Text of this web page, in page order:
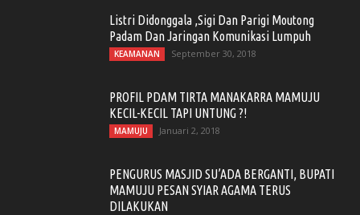
Listri Didonggala ,Sigi Dan Parigi Moutong
Padam Dan Jaringan Komunikasi Lumpuh
KEAMANAN September 30, 2018
PROFIL PDAM TIRTA MANAKARRA MAMUJU
KECIL-KECIL TAPI UNTUNG ?!
MAMUJU Januari 2, 2018
PENGURUS MASJID SU’ADA BERGANTI, BUPATI
MAMUJU PESAN SYIAR AGAMA TERUS
DILAKUKAN